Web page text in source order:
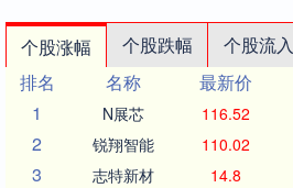
个股涨幅 个股跌幅 个股流入
排名
名称 最新价
1
N展芯 116.52
2 锐翔智能 110.02
3 志特新材 14.8